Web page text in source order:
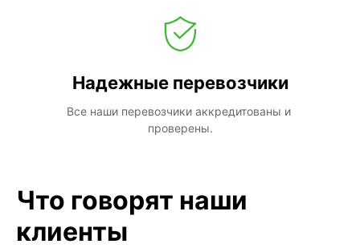
Надежные перевозчики
Все наши перевозчики аккредитованы и
проверены.
Что говорят наши
клиенты